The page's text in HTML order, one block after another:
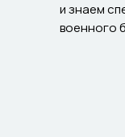
и знаем
военного